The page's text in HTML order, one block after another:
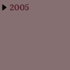
2005